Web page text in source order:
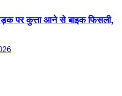
पर कुत्ता आने से बाइक फिसली,